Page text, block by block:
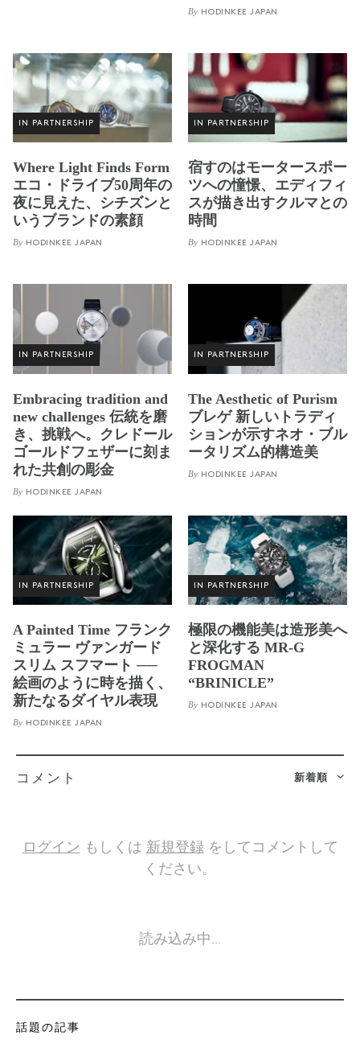
By HODINKEE JAPAN
IN PARTNERSHIP
Where Light Finds Form
エコ・ドライブ50周年の
夜に見えた、シチズンと
いうブランドの素顔
By HODINKEE JAPAN
IN PARTNERSHIP
宿すのはモータースポー
ツへの憧憬、エディフィ
スが描き出すクルマとの
時間
By HODINKEE JAPAN
IN PARTNERSHIP
Embracing tradition and
new challenges 伝統を磨
き、挑戦へ。クレドール
ゴールドフェザーに刻ま
れた共創の彫金
By HODINKEE JAPAN
IN PARTNERSHIP
The Aesthetic of Purism
ブレゲ 新しいトラディ
ションが示すネオ・ブル
ータリズム的構造美
By HODINKEE JAPAN
IN PARTNERSHIP
A Painted Time フランク
ミュラー ヴァンガード
スリム スフマート ──
絵画のように時を描く、
新たなるダイヤル表現
By HODINKEE JAPAN
IN PARTNERSHIP
極限の機能美は造形美へ
と深化する MR-G
FROGMAN
“BRINICLE”
By HODINKEE JAPAN
新着順
コメント
ログイン もしくは 新規登録をしてコメントして
ください。
読み込み中…
話題の記事